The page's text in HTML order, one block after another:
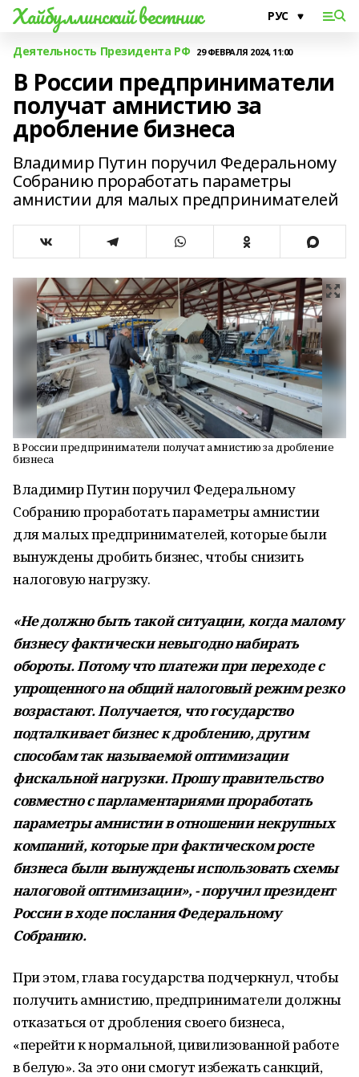
Хайбуллинский вестник
Деятельность Президента РФ 29 ФЕВРАЛЯ 2024, 11:00
В России предприниматели
получат амнистию за
дробление бизнеса
Владимир Путин поручил Федеральному
Собранию проработать параметры
амнистии для малых предпринимателей
В России предприниматели получат амнистию за дробление
бизнеса
Владимир Путин поручил Федеральному
Собранию проработать параметры амнистии
для малых предпринимателей, которые были
вынуждены дробить бизнес, чтобы снизить
налоговую нагрузку.
«Не должно быть такой ситуации, когда малому
бизнесу фактически невыгодно набирать
обороты. Потому что платежи при переходе с
упрощенного на общий налоговый режим резко
возрастают. Получается, что государство
подталкивает бизнес к дроблению, другим
способам так называемой оптимизации
фискальной нагрузки. Прошу правительство
совместно с парламентариями проработать
параметры амнистии в отношении некрупных
компаний, которые при фактическом росте
бизнеса были вынуждены использовать схемы
налоговой оптимизации», - поручил президент
России в ходе послания Федеральному
Собранию.
При этом, глава государства подчеркнул, чтобы
получить амнистию, предприниматели должны
отказаться от дробления своего бизнеса,
«перейти к нормальной, цивилизованной работе
в белую». За это они смогут избежать санкций,